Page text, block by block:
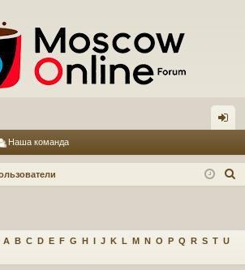
д
Наша команда
A B C D E F G H I J K L M N O P Q R S T U